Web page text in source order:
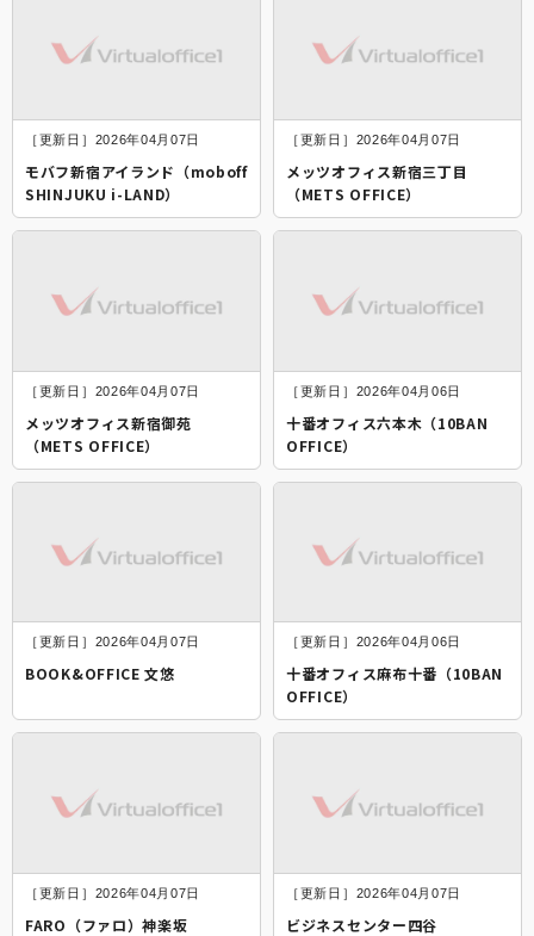
［更新日］2026年04月07日
モバフ新宿アイランド（moboff
SHINJUKU i-LAND）
［更新日］2026年04月07日
メッツオフィス新宿三丁目
（METS OFFICE）
［更新日］2026年04月07日
メッツオフィス新宿御苑
（METS OFFICE）
［更新日］2026年04月06日
十番オフィス六本木（10BAN
OFFICE）
［更新日］2026年04月07日
BOOK&OFFICE 文悠
［更新日］2026年04月06日
十番オフィス麻布十番（10BAN
OFFICE）
［更新日］2026年04月07日
FARO（ファロ）神楽坂
［更新日］2026年04月07日
ビジネスセンター四谷